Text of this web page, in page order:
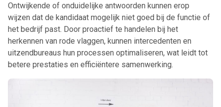
Ontwijkende of onduidelijke antwoorden kunnen erop
wijzen dat de kandidaat mogelijk niet goed bij de functie of
het bedrijf past. Door proactief te handelen bij het
herkennen van rode vlaggen, kunnen intercedenten en
uitzendbureaus hun processen optimaliseren, wat leidt tot
betere prestaties en efficiëntere samenwerking.